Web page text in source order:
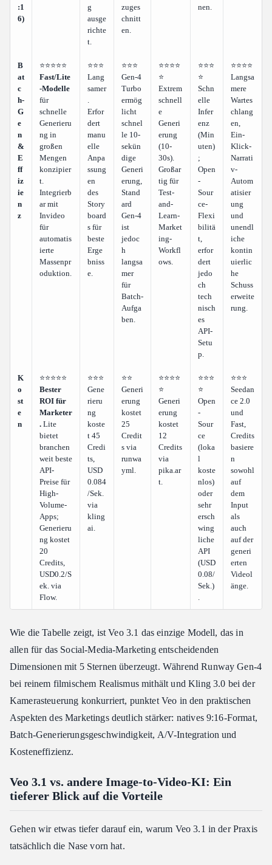
:1
6)
g
ausge
richte
t.
zuges
chnitt
en.
nen.
B
at
c
h-
G
e
n
&
E
ff
iz
ie
n
z
⭐⭐⭐⭐⭐
Fast/Lite
-Modelle
für
schnelle
Generieru
ng in
großen
Mengen
konzipier
t.
Integrierb
ar mit
Invideo
für
automatis
ierte
Massenpr
oduktion.
⭐⭐⭐
Lang
samer
.
Erfor
dert
manu
elle
Anpa
ssung
en
des
Story
board
s für
beste
Erge
bniss
e.
⭐⭐⭐
Gen-4
Turbo
ermög
licht
schnel
le 10-
sekün
dige
Generi
erung,
Stand
ard
Gen-4
ist
jedoc
h
langsa
mer
für
Batch-
Aufga
ben.
⭐⭐⭐⭐
⭐
Extrem
schnell
e
Generi
erung
(10-
30s).
Großar
tig für
Test-
and-
Learn-
Market
ing-
Workfl
ows.
⭐⭐⭐
⭐
Schn
elle
Infer
enz
(Min
uten)
;
Open
-
Sour
ce-
Flexi
bilitä
t,
erfor
dert
jedo
ch
tech
nisch
es
API-
Setu
p.
⭐⭐⭐⭐
Langsa
mere
Wartes
chlang
en,
Ein-
Klick-
Narrati
v-
Autom
atisier
ung
und
unendl
iche
kontin
uierlic
he
Schuss
erweite
rung.
K
o
st
e
n
⭐⭐⭐⭐⭐
Bester
ROI für
Marketer
. Lite
bietet
branchen
weit beste
API-
Preise für
High-
Volume-
Apps;
Generieru
ng kostet
20
Credits,
USD0.2/S
ek. via
Flow.
⭐⭐⭐
Gene
rieru
ng
koste
t 45
Credi
ts,
USD
0.084
/Sek.
via
kling
ai.
⭐⭐
Generi
erung
kostet
25
Credit
s via
runwa
yml.
⭐⭐⭐⭐
⭐
Generi
erung
kostet
12
Credits
via
pika.ar
t.
⭐⭐⭐
⭐
Open
-
Sour
ce
(loka
l
koste
nlos)
oder
sehr
ersch
wing
liche
API
(USD
0.08/
Sek.)
.
⭐⭐⭐
Seedan
ce 2.0
und
Fast,
Credits
basiere
n
sowohl
auf
dem
Input
als
auch
auf der
generi
erten
Videol
änge.
Wie die Tabelle zeigt, ist Veo 3.1 das einzige Modell, das in
allen für das Social-Media-Marketing entscheidenden
Dimensionen mit 5 Sternen überzeugt. Während Runway Gen-4
bei reinem filmischem Realismus mithält und Kling 3.0 bei der
Kamerasteuerung konkurriert, punktet Veo in den praktischen
Aspekten des Marketings deutlich stärker: natives 9:16-Format,
Batch-Generierungsgeschwindigkeit, A/V-Integration und
Kosteneffizienz.
Veo 3.1 vs. andere Image-to-Video-KI: Ein
tieferer Blick auf die Vorteile
Gehen wir etwas tiefer darauf ein, warum Veo 3.1 in der Praxis
tatsächlich die Nase vorn hat.